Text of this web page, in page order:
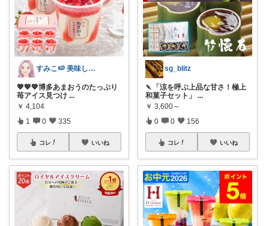
すみこ🍉 美味しいものたくさん🍧
💖💖💖博多あまおうのたっぷり
苺アイス見つけ ...
￥ 4,104
1 0 335
コレ いいね
sg_blitz
🍡「涼を呼ぶ上品な甘さ！極上
和菓子セット」
...
￥ 3,600～
0 0 156
コレ いいね